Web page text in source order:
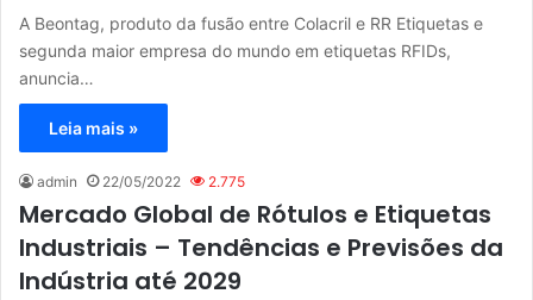
A Beontag, produto da fusão entre Colacril e RR Etiquetas e
segunda maior empresa do mundo em etiquetas RFIDs,
anuncia…
Leia mais »
admin 22/05/2022 2.775
Mercado Global de Rótulos e Etiquetas
Industriais – Tendências e Previsões da
Indústria até 2029